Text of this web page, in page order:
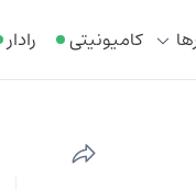
کامیونیتی رادار